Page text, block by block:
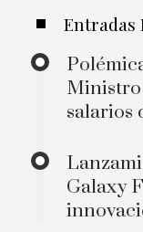
Entradas
Ministro
salarios
Galaxy